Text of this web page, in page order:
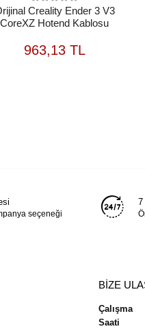
Creality Ender 3 V3
CoreXZ Hotend Kablosu
963,13 TLSEPETE
EKLE
seçeneği
7
BİZE
Çalışma
Saati